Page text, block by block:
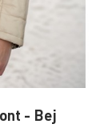
- Bej